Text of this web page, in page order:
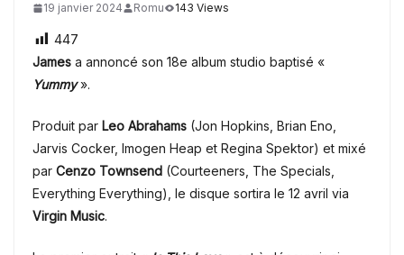
19 janvier 2024 Romu 143 Views
447
James a annoncé son 18e album studio baptisé «
Yummy».
Produit par Leo Abrahams (Jon Hopkins, Brian Eno,
Jarvis Cocker, Imogen Heap et Regina Spektor) et mixé
par Cenzo Townsend (Courteeners, The Specials,
Everything Everything), le disque sortira le 12 avril via
Virgin Music.